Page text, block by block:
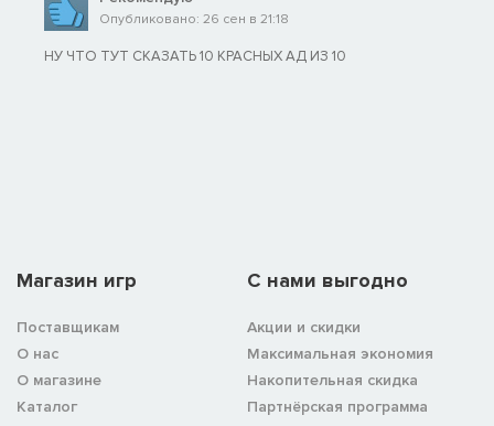
Опубликовано: 26 сен в 21:18
НУ ЧТО ТУТ СКАЗАТЬ 10 КРАСНЫХ АД ИЗ 10
Магазин игр
Поставщикам
О нас
О магазине
Каталог
C нами выгодно
Акции и скидки
Максимальная экономия
Накопительная скидка
Партнёрская программа